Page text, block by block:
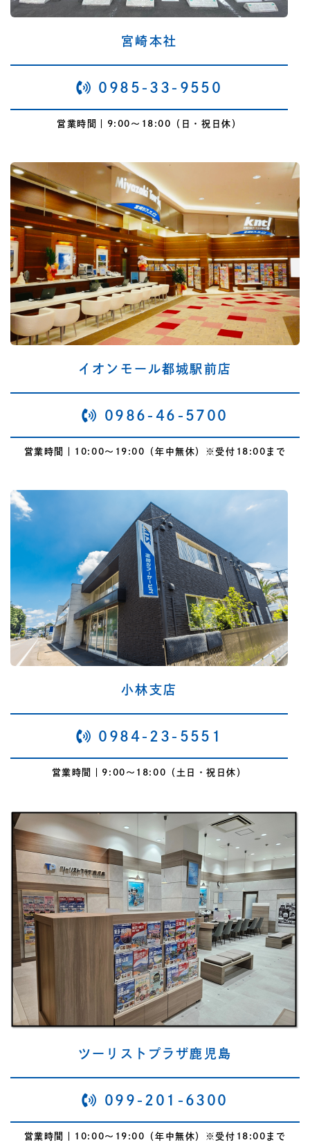
宮崎本社
0985-33-9550
営業時間｜9:00～18:00（日・祝日休）
イオンモール都城駅前店
0986-46-5700
営業時間｜10:00〜19:00（年中無休）※受付18:00まで
小林支店
0984-23-5551
営業時間｜9:00～18:00（土日・祝日休）
ツーリストプラザ鹿児島
099-201-6300
営業時間｜10:00～19:00（年中無休）※受付18:00まで